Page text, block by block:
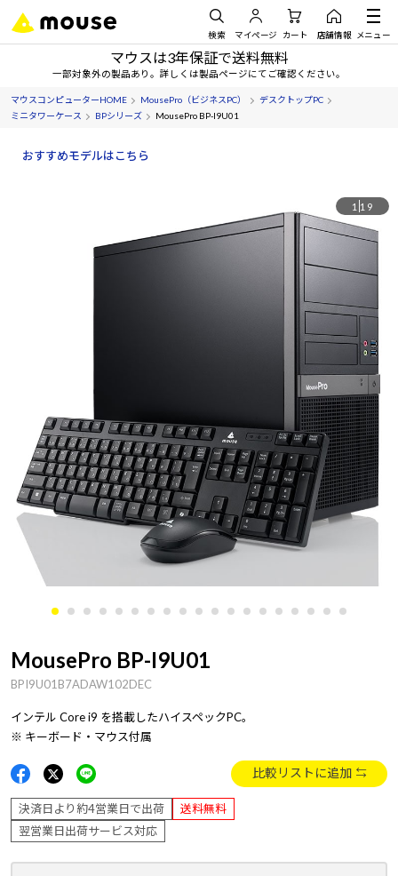
検索 マイページ カート 店舗情報 メニュー
マウスは3年保証で送料無料
一部対象外の製品あり。詳しくは製品ページにてご確認ください。
マウスコンピューターHOME MousePro（ビジネスPC）
デスクトップPC
ミニタワーケース
BPシリーズ MousePro BP-I9U01
おすすめモデルはこちら
1 19
MousePro BP-I9U01
BPI9U01B7ADAW102DEC
インテル Core i9 を搭載したハイスペックPC。
※ キーボード・マウス付属
比較リストに追加
決済日より約4営業日で出荷
送料無料
翌営業日出荷サービス対応